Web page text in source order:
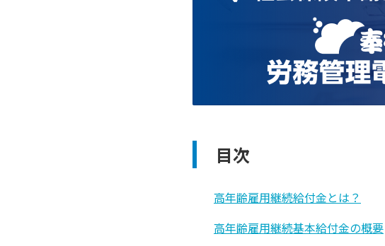
目次
高年齢雇用継続給付金とは？
高年齢雇用継続基本給付金の概要